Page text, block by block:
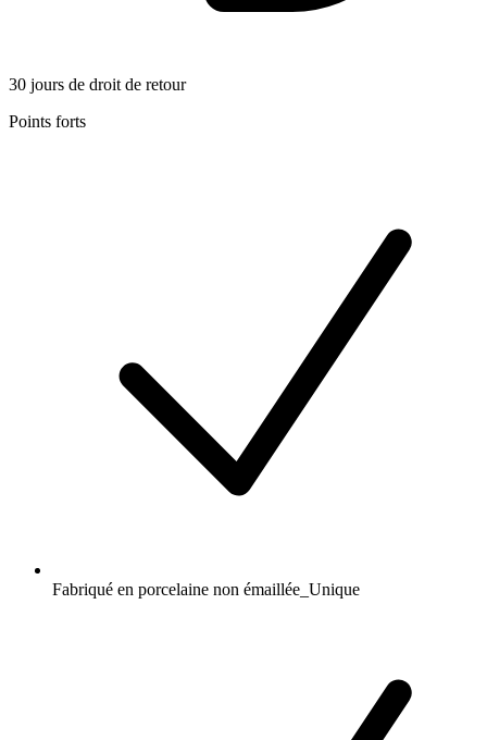
30 jours de droit de retour
Points forts
Fabriqué en porcelaine non émaillée_Unique